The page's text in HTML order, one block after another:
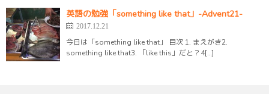
英語の勉強「something like that」-Advent21-
2017.12.21
今日は「something like that」 目次 1. まえがき2.
something like that3. 「like this」だと？4[…]